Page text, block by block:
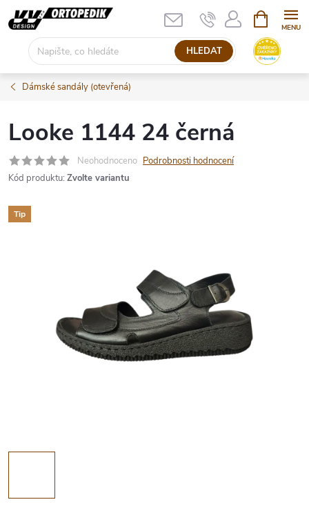
Přejít
na
HLEDAT
NÁKUPNÍ
KOŠÍK
Dámské sandály (otevřená)
Looke 1144 24 černá
Neohodnoceno Podrobnosti hodnocení
Kód produktu: Zvolte variantu
Tip